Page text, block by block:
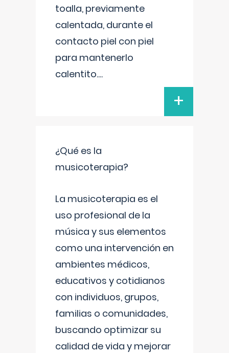
toalla, previamente
calentada, durante el
contacto piel con piel
para mantenerlo
calentito....
+
¿Qué es la
musicoterapia?
La musicoterapia es el
uso profesional de la
música y sus elementos
como una intervención en
ambientes médicos,
educativos y cotidianos
con individuos, grupos,
familias o comunidades,
buscando optimizar su
calidad de vida y mejorar